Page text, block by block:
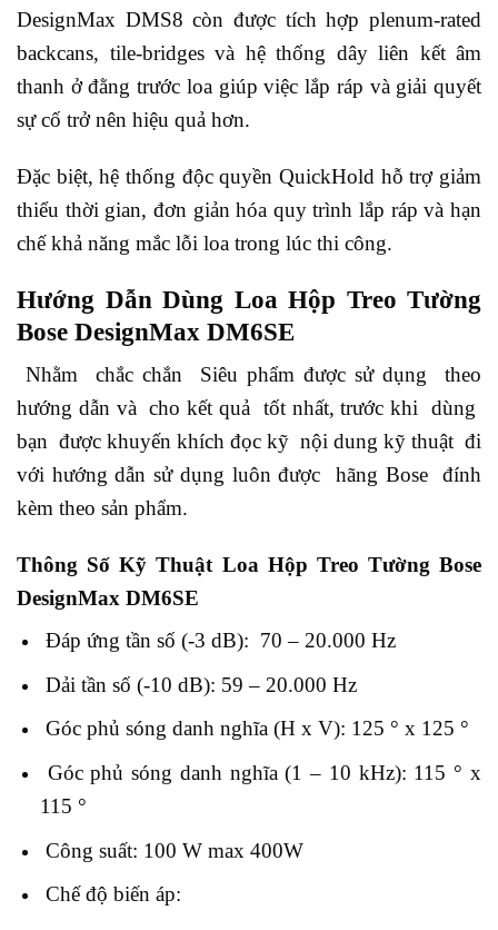
DesignMax DMS8 còn được tích hợp plenum-rated
backcans, tile-bridges và hệ thống dây liên kết âm
thanh ở đằng trước loa giúp việc lắp ráp và giải quyết
sự cố trở nên hiệu quả hơn.
Đặc biệt, hệ thống độc quyền QuickHold hỗ trợ giảm
thiểu thời gian, đơn giản hóa quy trình lắp ráp và hạn
chế khả năng mắc lỗi loa trong lúc thi công.
Hướng Dẫn Dùng Loa Hộp Treo Tường
Bose DesignMax DM6SE
Nhằm chắc chắn Siêu phẩm được sử dụng theo
hướng dẫn và cho kết quả tốt nhất, trước khi dùng
bạn được khuyến khích đọc kỹ nội dung kỹ thuật đi
với hướng dẫn sử dụng luôn được hãng Bose đính
kèm theo sản phẩm.
Thông Số Kỹ Thuật Loa Hộp Treo Tường Bose
DesignMax DM6SE
Đáp ứng tần số (-3 dB): 70 – 20.000 Hz
Dải tần số (-10 dB): 59 – 20.000 Hz
Góc phủ sóng danh nghĩa (H x V): 125 ° x 125 °
Góc phủ sóng danh nghĩa (1 – 10 kHz): 115 ° x
115 °
Công suất: 100 W max 400W
Chế độ biến áp: